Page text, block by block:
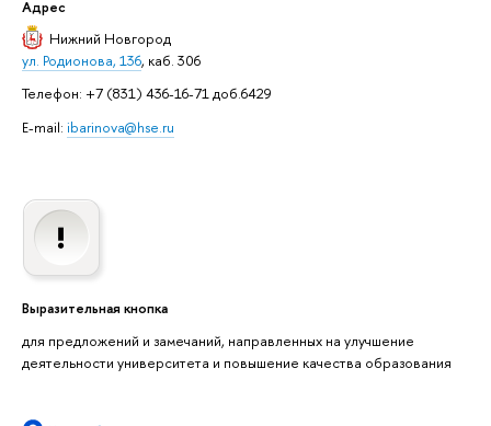
Адрес
Нижний Новгород
ул. Родионова, 136, каб. 306
Телефон: +7 (831) 436-16-71 доб.6429
E-mail: ibarinova@hse.ru
Выразительная кнопка
для предложений и замечаний, направленных на улучшение
деятельности университета и повышение качества образования